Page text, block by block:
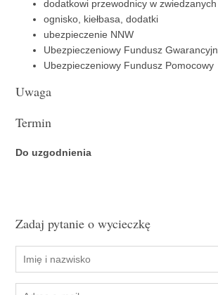
dodatkowi przewodnicy w
ognisko, kiełbasa, dodatki
ubezpieczenie NNW
Ubezpieczeniowy Fundusz
Ubezpieczeniowy Fundusz Pomocowy
Uwaga
Termin
Do uzgodnienia
Zadaj pytanie o wycieczkę